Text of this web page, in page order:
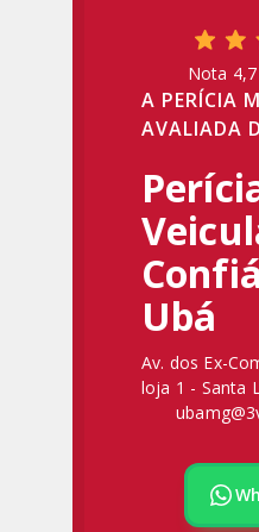
Nota
A PERÍCIA
AVALIADA
Ubá
Av. dos Ex-
loja 1 - Santa